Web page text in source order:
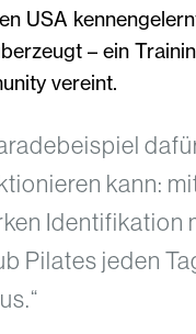
USA
– ein
vereint.
kann:
Identifikation
Pilates jeden